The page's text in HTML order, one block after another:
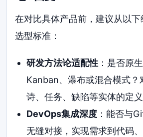
在对比具体产品前，建议从以
选型标准：
研发方法论适配性：是否原
Kanban、瀑布或混合模式？
诗、任务、缺陷等实体的定
DevOps集成深度：能否与
无缝对接，实现需求到代码